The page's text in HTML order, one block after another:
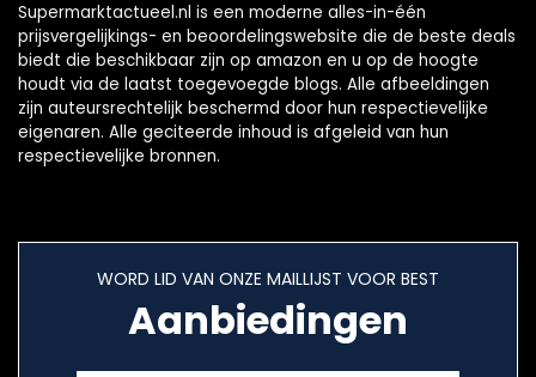
Supermarktactueel.nl is een moderne alles-in-één
prijsvergelijkings- en beoordelingswebsite die de beste deals
biedt die beschikbaar zijn op amazon en u op de hoogte
houdt via de laatst toegevoegde blogs. Alle afbeeldingen
zijn auteursrechtelijk beschermd door hun respectievelijke
eigenaren. Alle geciteerde inhoud is afgeleid van hun
respectievelijke bronnen.
WORD LID VAN ONZE MAILLIJST VOOR BEST
Aanbiedingen